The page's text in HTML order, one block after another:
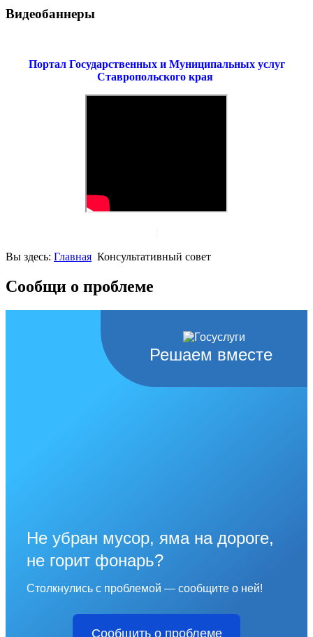
Видеобаннеры
Портал Государственных и Муниципальных услуг
Ставропольского края
Вы здесь: Главная Консультативный совет
Сообщи о проблеме
Решаем вместе
Не убран мусор, яма на дороге,
не горит фонарь?
Столкнулись с проблемой — сообщите о ней!
Сообщить о проблеме